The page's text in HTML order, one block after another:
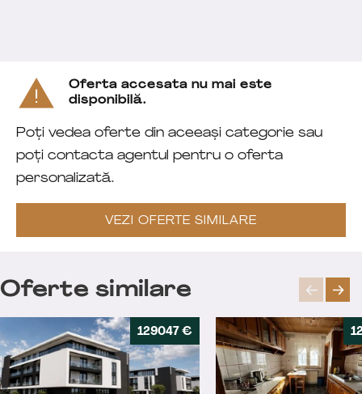
Oferta accesata nu mai este
disponibilă.
Poți vedea oferte din aceeași categorie sau
poți contacta agentul pentru o oferta
personalizată.
VEZI OFERTE SIMILARE
Oferte similare
129047 €